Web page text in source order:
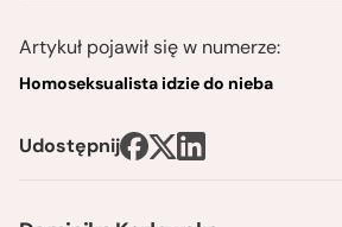
Artykuł pojawił się w numerze:
Homoseksualista idzie do nieba
Udostępnij